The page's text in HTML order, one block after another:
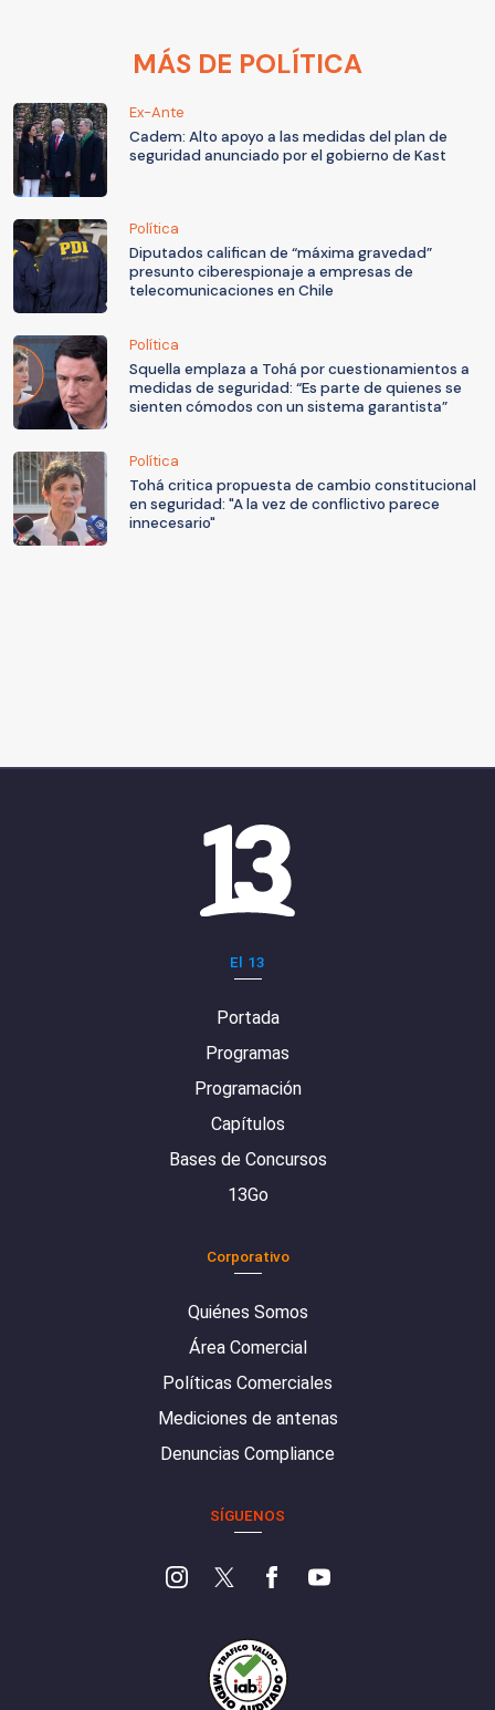
MÁS DE POLÍTICA
Ex-Ante
Cadem: Alto apoyo a las medidas del plan de
seguridad anunciado por el gobierno de Kast
Política
Diputados califican de “máxima gravedad”
presunto ciberespionaje a empresas de
telecomunicaciones en Chile
Política
Squella emplaza a Tohá por cuestionamientos a
medidas de seguridad: “Es parte de quienes se
sienten cómodos con un sistema garantista”
Política
Tohá critica propuesta de cambio constitucional
en seguridad: "A la vez de conflictivo parece
innecesario"
El 13
Portada
Programas
Programación
Capítulos
Bases de Concursos
13Go
Corporativo
Quiénes Somos
Área Comercial
Políticas Comerciales
Mediciones de antenas
Denuncias Compliance
SÍGUENOS